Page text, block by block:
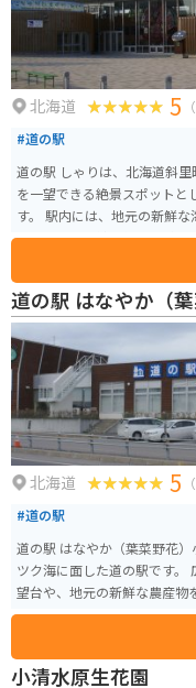
北海道 5
#道の駅
道の駅 しゃりは、北海道斜
を一望できる絶景スポットと
す。 駅内には、地元の新鮮な海産物や農産物を販売する直売所や、斜里町の
特産品である鮭を使った料理
は、鮭の親子丼や、鮭のちゃんちゃん焼
駐車場も広く、休憩場所とし
る「オシンコシンの滝」や、
自然センター」など、観光スポットも
産の鮭とばや、昆布製品、木
大な自然と新鮮な食を満喫し
道の駅 はなやか（
北海道 5
#道の駅
道の駅 はなやか（葉菜野花
ツク海に面した道の駅です。 広大な敷地には、オホーツク海を一望できる展
望台や、地元の新鮮な農産物
す。 特にレストランでは、小清水町の特産品である「小清水そば」や、オホ
ーツク海の新鮮な魚介類を使った料理が人
（葉菜野花）小清水は、バイ
ります。 オホーツク海沿いの道路は、景色が素晴らしく、ツーリングに最適
小清水原生花園